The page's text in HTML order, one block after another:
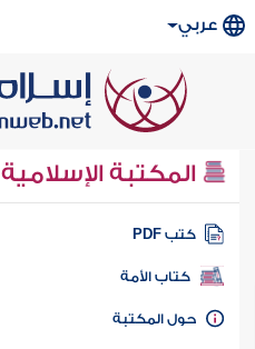
عربي
المكتبة الإسلامية
كتب PDF
كتاب الأمة